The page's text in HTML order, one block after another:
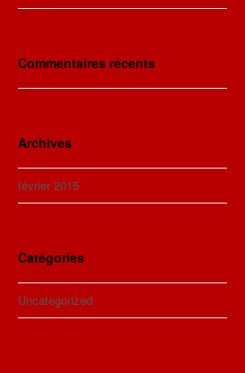
Commentaires récents
Archives
février 2015
Catégories
Uncategorized